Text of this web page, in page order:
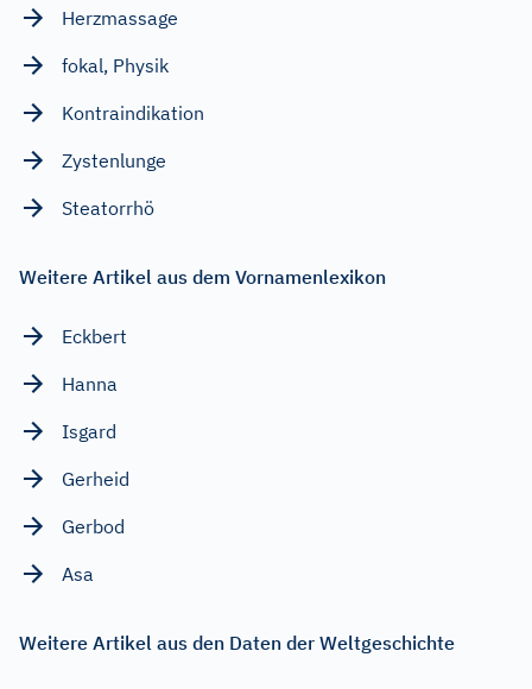
Herzmassage
fokal, Physik
Kontraindikation
Zystenlunge
Steatorrhö
Weitere Artikel aus dem Vornamenlexikon
Eckbert
Hanna
Isgard
Gerheid
Gerbod
Asa
Weitere Artikel aus den Daten der Weltgeschichte